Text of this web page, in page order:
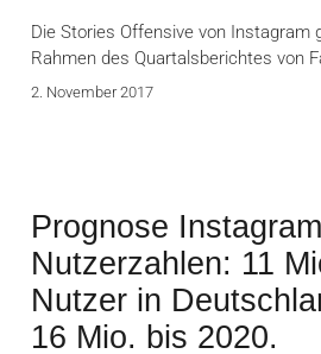
Die Stories Offensive von Instagram
Rahmen des Quartalsberichtes von
2. November 2017
Prognose Instagram
Nutzerzahlen: 11
Nutzer in
16 Mio. bis 2020.